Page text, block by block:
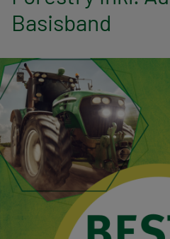
v
i
g
a
t
i
o
n
Basisband